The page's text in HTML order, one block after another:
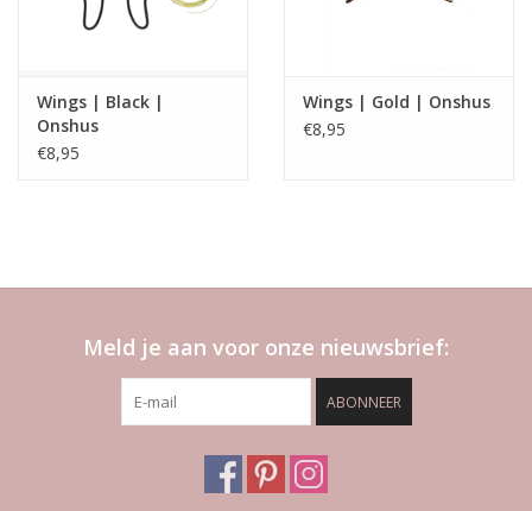
Wings | Black |
Onshus
€8,95
Wings | Gold | Onshus
€8,95
Meld je aan voor onze nieuwsbrief:
ABONNEER